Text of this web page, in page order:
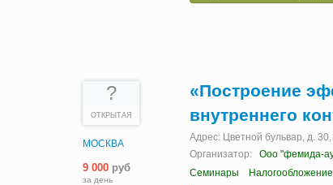
?
ОТКРЫТАЯ
МОСКВА
9 000 руб
за день
«Построение
внутреннего
Адрес: Цветной бульвар, д.
Организатор:
Ооо "фемида-
Семинары